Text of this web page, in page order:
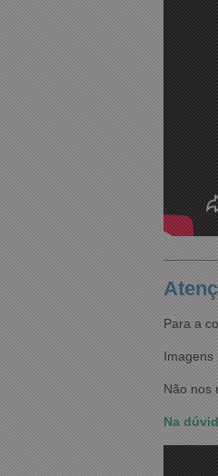
Para a
Imagens
Não nos
Na